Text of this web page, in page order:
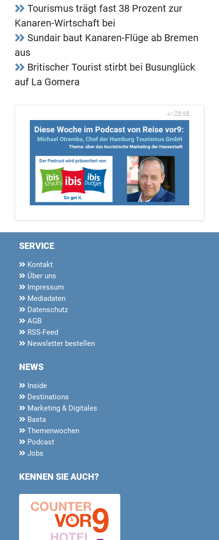
Tourismus trägt fast 38 Prozent zur
Kanaren-Wirtschaft bei
Sundair baut Kanaren-Flüge ab Bremen
aus
Britischer Tourist stirbt bei Busunglück
auf La Gomera
ANZEIGE
SERVICE
Kontakt
Über uns
Impressum
Mediadaten
Datenschutz
AGB
RSS-Feed
Newsletter bestellen
NEWS
Inside
Destinations
Marketing & Digitales
Basta
Themenwochen
Podcast
Jobs
KENNEN SIE AUCH?